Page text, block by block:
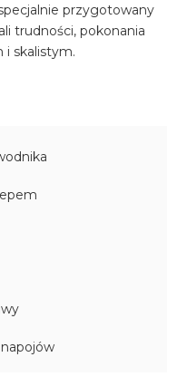
przygotowany
trudności, pokonania
i skalistym.